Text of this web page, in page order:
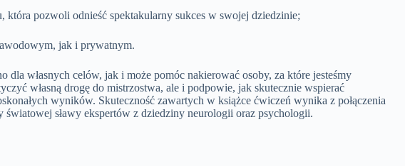
która pozwoli odnieść spektakularny sukces w swojej dziedzinie;
jak i prywatnym.
dla własnych celów, jak i może pomóc nakierować osoby, za które jesteśmy
własną drogę do mistrzostwa, ale i podpowie, jak skutecznie wspierać
wyników. Skuteczność zawartych w książce ćwiczeń wynika z połączenia
sławy ekspertów z dziedziny neurologii oraz psychologii.